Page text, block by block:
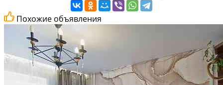
Похожие объявления